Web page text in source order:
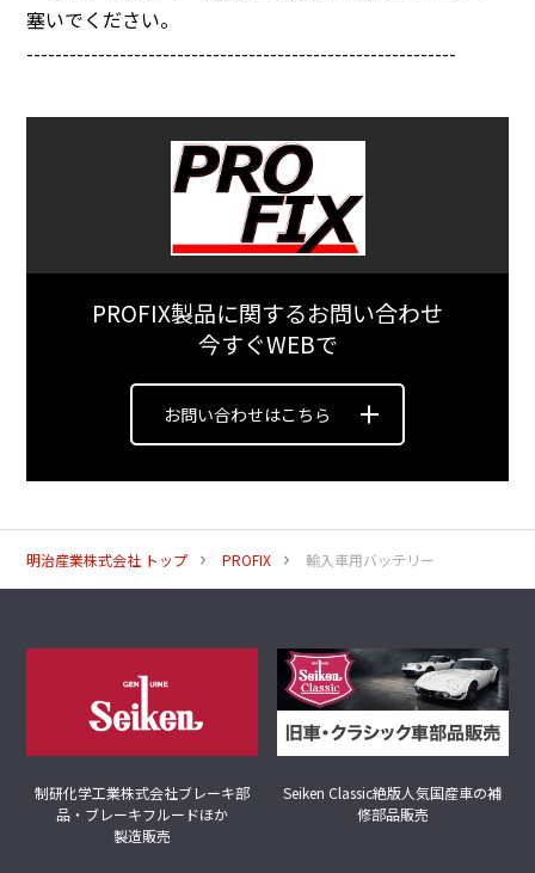
塞いでください。
------------------------------------------------------------
PROFIX製品に関するお問い合わせ
今すぐWEBで
お問い合わせはこちら
明治産業株式会社 トップ PROFIX 輸入車用バッテリー
制研化学工業株式会社ブレーキ部
品・ブレーキフルードほか
製造販売
Seiken Classic絶版人気国産車の補
修部品販売